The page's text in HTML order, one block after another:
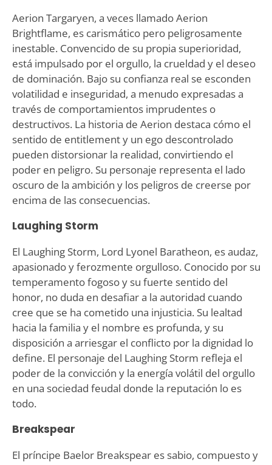
Aerion Targaryen, a veces llamado Aerion
Brightflame, es carismático pero peligrosamente
inestable. Convencido de su propia superioridad,
está impulsado por el orgullo, la crueldad y el deseo
de dominación. Bajo su confianza real se esconden
volatilidad e inseguridad, a menudo expresadas a
través de comportamientos imprudentes o
destructivos. La historia de Aerion destaca cómo el
sentido de entitlement y un ego descontrolado
pueden distorsionar la realidad, convirtiendo el
poder en peligro. Su personaje representa el lado
oscuro de la ambición y los peligros de creerse por
encima de las consecuencias.
Laughing Storm
El Laughing Storm, Lord Lyonel Baratheon, es audaz,
apasionado y ferozmente orgulloso. Conocido por su
temperamento fogoso y su fuerte sentido del
honor, no duda en desafiar a la autoridad cuando
cree que se ha cometido una injusticia. Su lealtad
hacia la familia y el nombre es profunda, y su
disposición a arriesgar el conflicto por la dignidad lo
define. El personaje del Laughing Storm refleja el
poder de la convicción y la energía volátil del orgullo
en una sociedad feudal donde la reputación lo es
todo.
Breakspear
El príncipe Baelor Breakspear es sabio, compuesto y